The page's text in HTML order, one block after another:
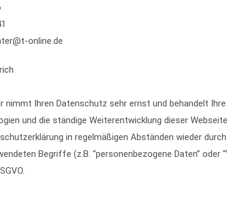
online.de
nimmt Ihren Datenschutz sehr ernst und behandelt
und die ständige Weiterentwicklung dieser
in regelmäßigen Abständen wieder
Begriffe (z.B. “personenbezogene Daten” oder